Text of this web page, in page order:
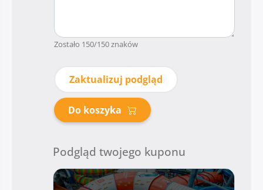
Zostało 150/150 znaków
Zaktualizuj podgląd
Do koszyka
Podgląd twojego kuponu